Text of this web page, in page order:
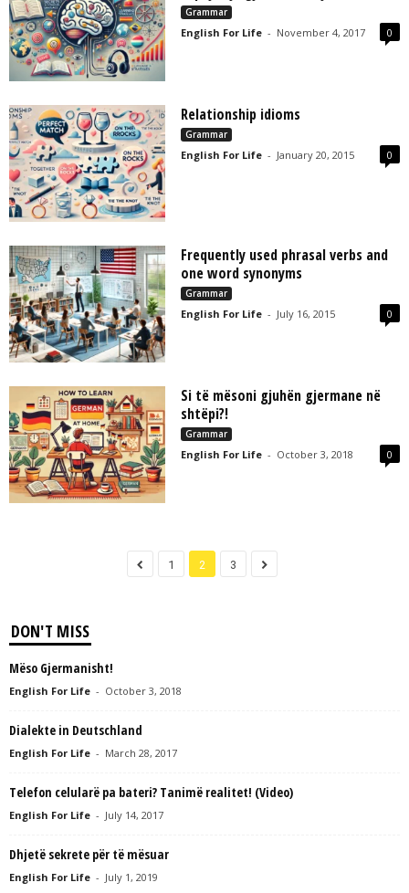
Grammar
English For Life - November 4, 2017 0
Relationship idioms
Grammar
English For Life - January 20, 2015 0
Frequently used phrasal verbs and
one word synonyms
Grammar
English For Life - July 16, 2015 0
Si të mësoni gjuhën gjermane në
shtëpi?!
Grammar
English For Life - October 3, 2018 0
1 2 3
DON'T MISS
Mëso Gjermanisht!
English For Life - October 3, 2018
Dialekte in Deutschland
English For Life - March 28, 2017
Telefon celularë pa bateri? Tanimë realitet! (Video)
English For Life - July 14, 2017
Dhjetë sekrete për të mësuar
English For Life - July 1, 2019